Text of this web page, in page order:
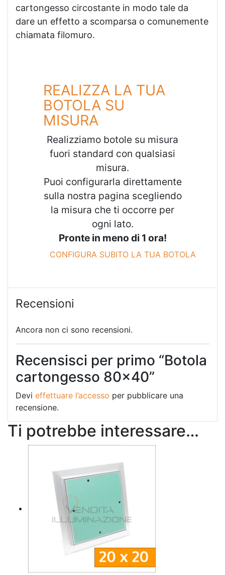
cartongesso circostante in modo tale da
dare un effetto a scomparsa o comunemente
chiamata filomuro.
REALIZZA LA TUA
BOTOLA SU
MISURA
Realizziamo botole su misura
fuori standard con qualsiasi
misura.
Puoi configurarla direttamente
sulla nostra pagina scegliendo
la misura che ti occorre per
ogni lato.
Pronte in meno di 1 ora!
CONFIGURA SUBITO LA TUA BOTOLA
Recensioni
Ancora non ci sono recensioni.
Recensisci per primo “Botola
cartongesso 80×40”
Devi effettuare l’accesso per pubblicare una
recensione.
Ti potrebbe interessare…